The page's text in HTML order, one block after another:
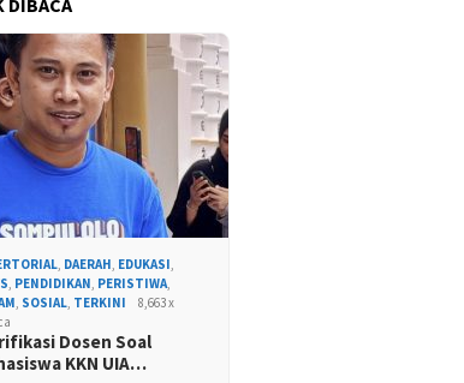
DAERAH EDUKASI
PENDIDIKAN PERISTIWA
SOSIAL TERKINI
8,663 x
Dosen Soal
KKN UIA…